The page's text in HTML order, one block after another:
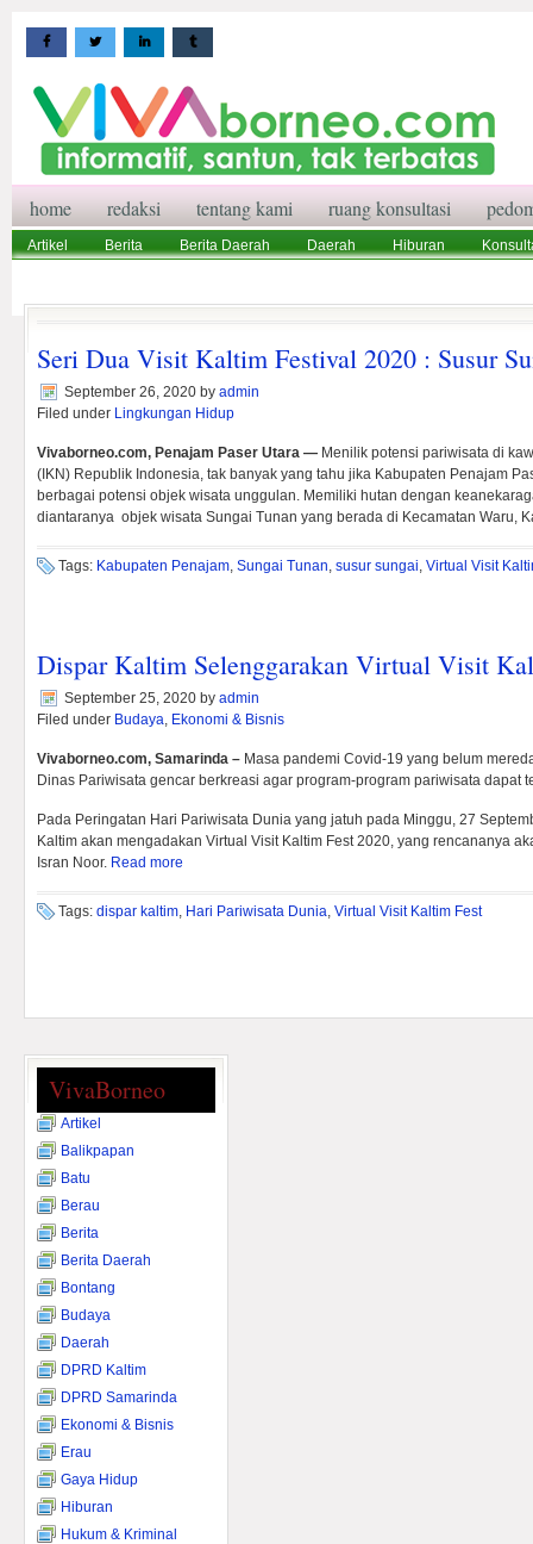
home redaksi tentang kami ruang konsultasi
Artikel Berita Berita Daerah Daerah Hiburan
Seri Dua Visit Kaltim Festival 2020 : Susur
September 26, 2020 by admin
Filed under Lingkungan Hidup
Vivaborneo.com, Penajam Paser Utara — Menilik potensi pariwisata di
(IKN) Republik Indonesia, tak banyak yang tahu jika Kabupaten Penajam
berbagai potensi objek wisata unggulan. Memiliki hutan dengan
diantaranya objek wisata Sungai Tunan yang berada di Kecamatan Waru,
Tags: Kabupaten Penajam, Sungai Tunan, susur sungai, Virtual Visit
Dispar Kaltim Selenggarakan Virtual Visit
September 25, 2020 by admin
Filed under Budaya, Ekonomi & Bisnis
Vivaborneo.com, Samarinda – Masa pandemi Covid-19 yang belum
Dinas Pariwisata gencar berkreasi agar program-program pariwisata dapat
Pada Peringatan Hari Pariwisata Dunia yang jatuh pada Minggu, 27
Kaltim akan mengadakan Virtual Visit Kaltim Fest 2020, yang rencananya
Isran Noor. Read more
Tags: dispar kaltim, Hari Pariwisata Dunia, Virtual Visit Kaltim Fest
VivaBorneo
Artikel
Balikpapan
Batu
Berau
Berita
Berita Daerah
Bontang
Budaya
Daerah
DPRD Kaltim
DPRD Samarinda
Ekonomi & Bisnis
Erau
Gaya Hidup
Hiburan
Hukum & Kriminal